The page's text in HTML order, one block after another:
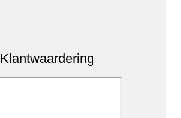
Klantwaardering